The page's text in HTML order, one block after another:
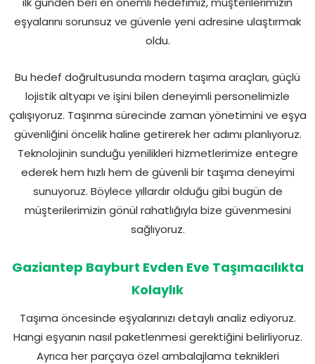
eşyalarını sorunsuz ve güvenle yeni adresine ulaştırmak
oldu.
Bu hedef doğrultusunda modern taşıma araçları, güçlü
lojistik altyapı ve işini bilen deneyimli personelimizle
çalışıyoruz. Taşınma sürecinde zaman yönetimini ve eşya
güvenliğini öncelik haline getirerek her adımı planlıyoruz.
Teknolojinin sunduğu yenilikleri hizmetlerimize entegre
ederek hem hızlı hem de güvenli bir taşıma deneyimi
sunuyoruz. Böylece yıllardır olduğu gibi bugün de
müşterilerimizin gönül rahatlığıyla bize güvenmesini
sağlıyoruz.
Gaziantep Bayburt Evden Eve Taşımacılıkta
Kolaylık
Taşıma öncesinde eşyalarınızı detaylı analiz ediyoruz.
Hangi eşyanın nasıl paketlenmesi gerektiğini belirliyoruz.
Ayrıca her parçaya özel ambalajlama teknikleri